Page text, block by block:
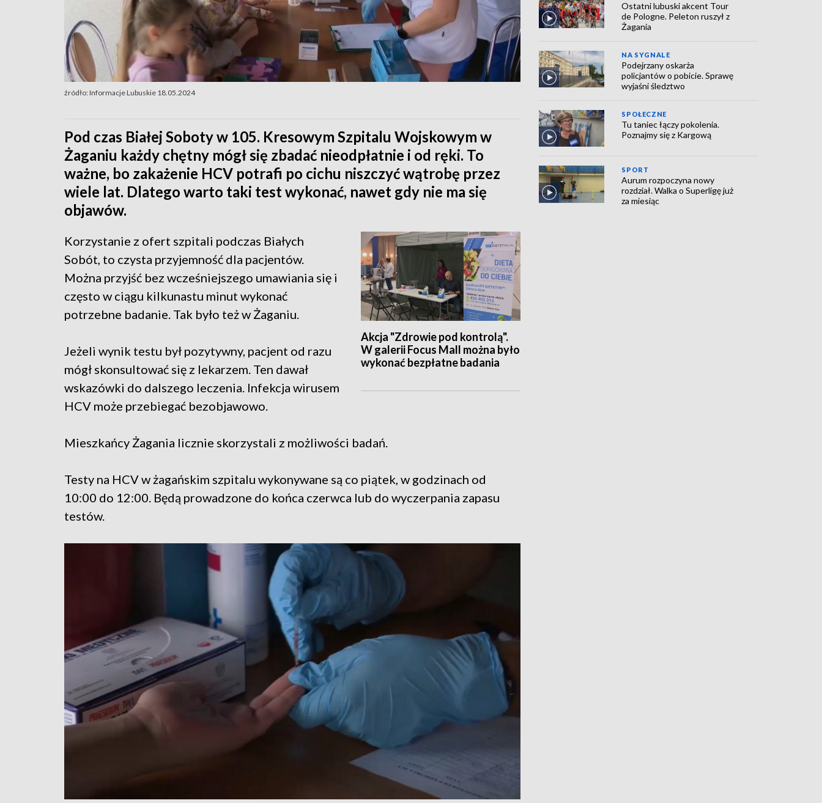
źródło: Informacje Lubuskie 18.05.2024
Pod czas Białej Soboty w 105. Kresowym Szpitalu Wojskowym w
Żaganiu każdy chętny mógł się zbadać nieodpłatnie i od ręki. To
ważne, bo zakażenie HCV potrafi po cichu niszczyć wątrobę przez
wiele lat. Dlatego warto taki test wykonać, nawet gdy nie ma się
objawów.
Akcja "Zdrowie pod kontrolą".
W galerii Focus Mall można było
wykonać bezpłatne badania
Korzystanie z ofert szpitali podczas Białych
Sobót, to czysta przyjemność dla pacjentów.
Można przyjść bez wcześniejszego umawiania się i
często w ciągu kilkunastu minut wykonać
potrzebne badanie. Tak było też w Żaganiu.
Jeżeli wynik testu był pozytywny, pacjent od razu
mógł skonsultować się z lekarzem. Ten dawał
wskazówki do dalszego leczenia. Infekcja wirusem
HCV może przebiegać bezobjawowo.
Mieszkańcy Żagania licznie skorzystali z możliwości badań.
Testy na HCV w żagańskim szpitalu wykonywane są co piątek, w godzinach od
10:00 do 12:00. Będą prowadzone do końca czerwca lub do wyczerpania zapasu
testów.
Ostatni lubuski akcent Tour
de Pologne. Peleton ruszył z
Żagania
NA SYGNALE
Podejrzany oskarża
policjantów o pobicie. Sprawę
wyjaśni śledztwo
SPOŁECZNE
Tu taniec łączy pokolenia.
Poznajmy się z Kargową
SPORT
Aurum rozpoczyna nowy
rozdział. Walka o Superligę już
za miesiąc